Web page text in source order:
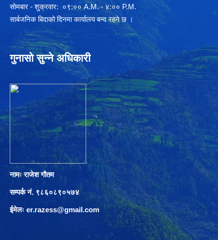
साेमबार - शुक्रवार: ०९:०० A.M. - ४:०० P.M.
सार्बजनिक बिदाको दिनमा कार्यालय बन्द रहने छ ।
गुनासो सुन्ने अधिकारी
नामः राजेश गौतम
सम्पर्क नं. ९८६०८९०५७४
ईमेलः er.razess@gmail.com